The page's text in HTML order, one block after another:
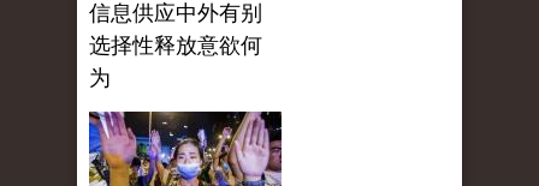
信息供应中外有别
选择性释放意欲何
为